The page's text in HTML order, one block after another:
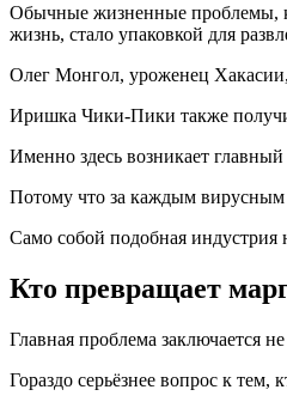
Обычные жизненные проблемы,
жизнь, стало упаковкой для
Олег Монгол, уроженец Хакасии,
Иришка Чики-Пики также
Именно здесь возникает главный
Потому что за каждым вирусным
Само собой подобная индустрия
Кто превращает
Главная проблема заключается
Гораздо серьёзнее вопрос к